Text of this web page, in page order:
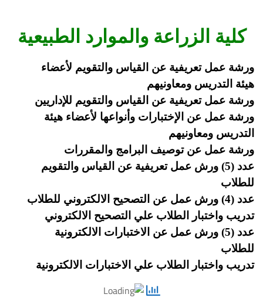
كلية الزراعة والموارد الطبيعية
ورشة عمل تعريفية عن القياس والتقويم لأعضاء
هيئة التدريس ومعاونيهم
ورشة عمل تعريفية عن القياس والتقويم للإداريين
ورشة عمل عن الإختبارات وأنواعها لأعضاء هيئة
التدريس ومعاونيهم
ورشة عمل عن توصيف البرامج والمقررات
عدد (5) ورش عمل تعريفية عن القياس والتقويم
للطلاب
عدد (4) ورش عمل عن التصحيح الالكتروني للطلاب
تدريب واختبار الطلاب علي التصحيح الالكتروني
عدد
(5) ورش عمل عن الاختبارات الالكترونية
للطلاب
تدريب واختبار الطلاب علي الاختبارات الالكترونية